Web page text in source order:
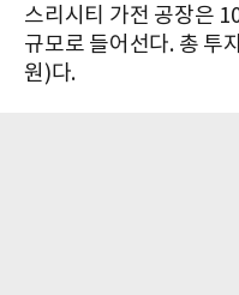
스리시티 가전 공장은
규모로 들어선다. 총 투
원)다.